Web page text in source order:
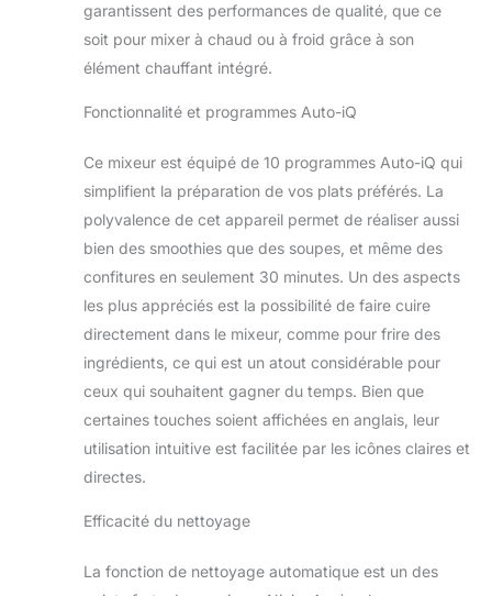
souhaitée PAS DE
QUESTIONNEMENT:
mixage Auto-iQ font
contrôle avec 6
réglages manuels.
La fonction Auto-
Stir aide les aliments
à cuire
coller FACILE À
NETTOYER :
Programme de
nettoyage dédié.
Pichet en verre
résistant à la chaleur
avec revêtement
avec gobelet doseur
intégré INCLUT:
garantissent des performances de qualité, que ce
soit pour mixer à chaud ou à froid grâce à son
élément chauffant intégré.
Fonctionnalité et programmes Auto-iQ
Ce mixeur est équipé de 10 programmes Auto-iQ qui
simplifient la préparation de vos plats préférés. La
polyvalence de cet appareil permet de réaliser aussi
bien des smoothies que des soupes, et même des
confitures en seulement 30 minutes. Un des aspects
les plus appréciés est la possibilité de faire cuire
directement dans le mixeur, comme pour frire des
ingrédients, ce qui est un atout considérable pour
ceux qui souhaitent gagner du temps. Bien que
certaines touches soient affichées en anglais, leur
utilisation intuitive est facilitée par les icônes claires et
directes.
Efficacité du nettoyage
La fonction de nettoyage automatique est un des